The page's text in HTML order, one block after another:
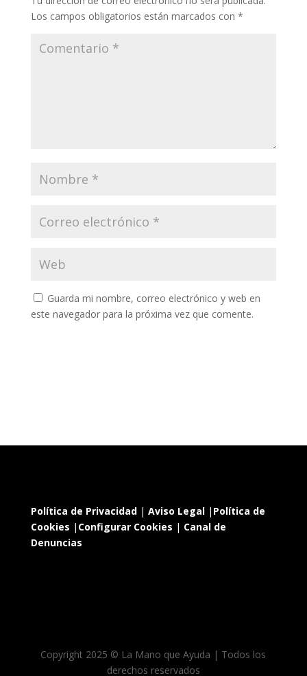
Los campos obligatorios están marcados con *
Guarda mi nombre, correo electrónico y web en
este navegador para la próxima vez que comente.
Política de Privacidad| Aviso Legal| Política de
Cookies | Configurar Cookies | Canal de
Denuncias
Copyright 2025 © La Mano que Ayuda | Todos los
derechos reservados